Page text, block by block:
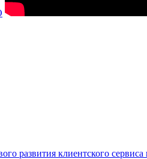
развития клиентского